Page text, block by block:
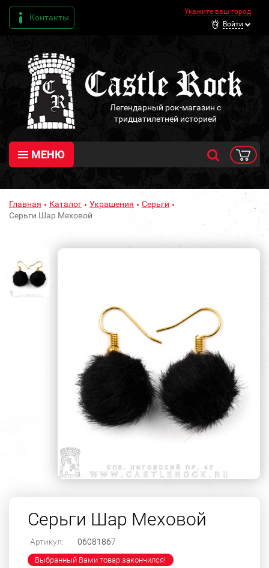
Контакты
Укажите ваш город
Войти
Легендарный рок-магазин с
тридцатилетней историей
МЕНЮ
Главная Каталог Украшения
Серьги
Серьги Шар Меховой
Серьги Шар Меховой
Артикул: 06081867
Выбранный Вами товар закончился!